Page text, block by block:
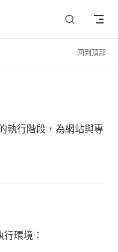
回到頂部
執行階段，為網站與專
環境：